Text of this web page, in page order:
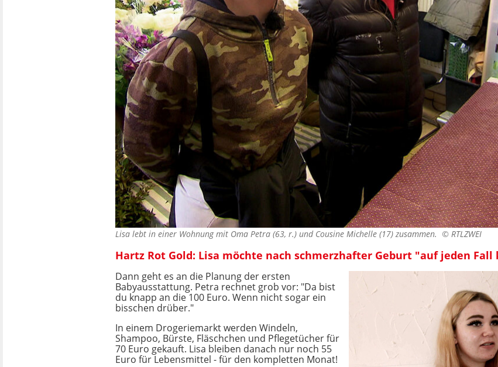
Lisa lebt in einer Wohnung mit Oma Petra (63, r.) und Cousine Michelle (17) zusammen. © RTLZWEI
Hartz Rot Gold: Lisa möchte nach schmerzhafter Geburt "auf jeden
Dann geht es an die Planung der ersten
Babyausstattung. Petra rechnet grob vor: "Da bist
du knapp an die 100 Euro. Wenn nicht sogar ein
bisschen drüber."
In einem Drogeriemarkt werden Windeln,
Shampoo, Bürste, Fläschchen und Pflegetücher für
70 Euro gekauft. Lisa bleiben danach nur noch 55
Euro für Lebensmittel - für den kompletten Monat!